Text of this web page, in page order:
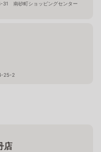
31 南砂町ショッピングセンター
25-2
店